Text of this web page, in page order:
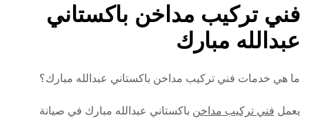
فني تركيب مداخن باكستاني
عبدالله مبارك
ما هي خدمات فني تركيب مداخن باكستاني عبدالله مبارك؟
يعمل فني تركيب مداخن باكستاني عبدالله مبارك في صيانة